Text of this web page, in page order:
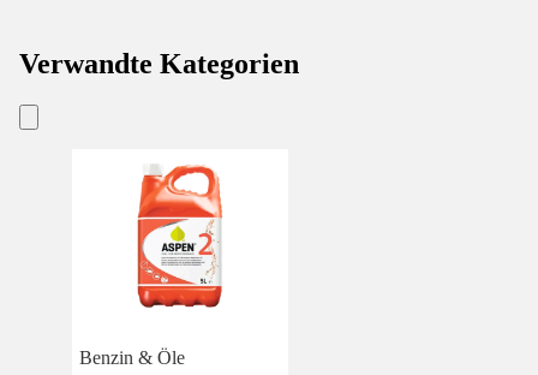
Verwandte Kategorien
Benzin & Öle